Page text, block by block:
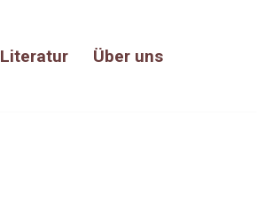
Literatur Über uns